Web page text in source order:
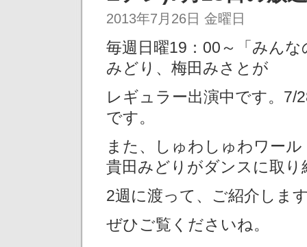
2013年7月26日 金曜日
毎週日曜19：00～「みん
みどり、梅田みさとが
レギュラー出演中です。
です。
また、しゅわしゅわワー
貴田みどりがダンスに取
2週に渡って、ご紹介し
ぜひご覧くださいね。